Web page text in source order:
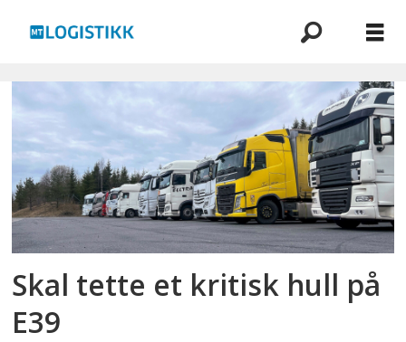
Emne:
e39
Skal tette et kritisk hull på
E39